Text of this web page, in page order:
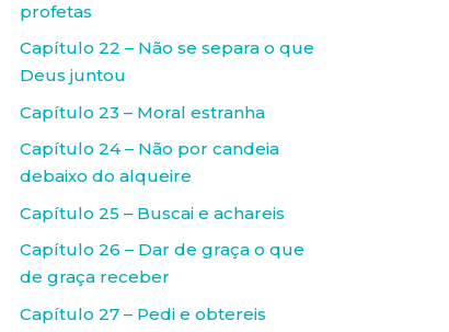
profetas
Capítulo 22 – Não se separa o que
Deus juntou
Capítulo 23 – Moral estranha
Capítulo 24 – Não por candeia
debaixo do alqueire
Capítulo 25 – Buscai e achareis
Capítulo 26 – Dar de graça o que
de graça receber
Capítulo 27 – Pedi e obtereis